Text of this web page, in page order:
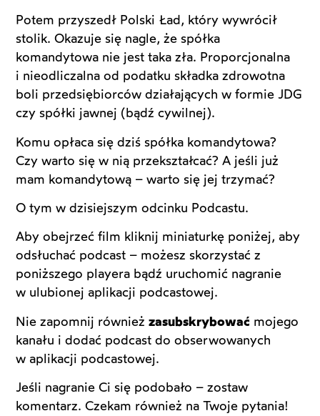
Potem przyszedł Polski Ład, który wywrócił
stolik. Okazuje się nagle, że spółka
komandytowa nie jest taka zła. Proporcjonalna
i nieodliczalna od podatku składka zdrowotna
boli przedsiębiorców działających w formie JDG
czy spółki jawnej (bądź cywilnej).
Komu opłaca się dziś spółka komandytowa?
Czy warto się w nią przekształcać? A jeśli już
mam komandytową – warto się jej trzymać?
O tym w dzisiejszym odcinku Podcastu.
Aby obejrzeć film kliknij miniaturkę poniżej, aby
odsłuchać podcast – możesz skorzystać z
poniższego playera bądź uruchomić nagranie
w ulubionej aplikacji podcastowej.
Nie zapomnij równieżzasubskrybować mojego
kanału i dodać podcast do obserwowanych
w aplikacji podcastowej.
Jeśli nagranie Ci się podobało – zostaw
komentarz. Czekam również na Twoje pytania!